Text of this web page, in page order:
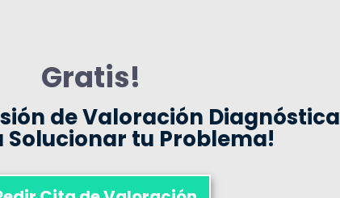
Gratis!
de Valoración Diagnóstica
Solucionar tu Problema!